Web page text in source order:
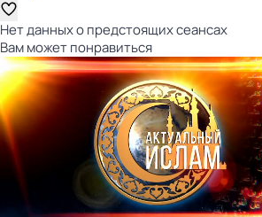
Нет данных о предстоящих сеансах
Вам может понравиться